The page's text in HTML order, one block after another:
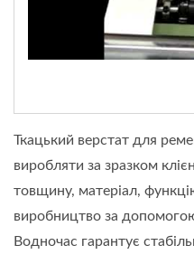
Ткацький верстат для
виробляти за зразком
товщину, матеріал,
виробництво за
Водночас гарантує